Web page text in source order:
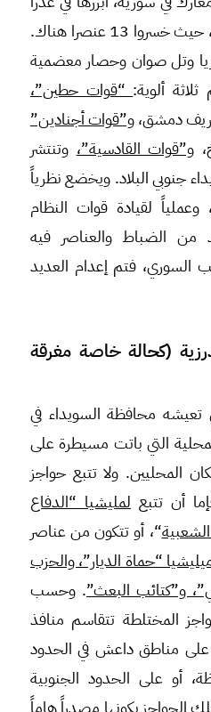
وآخرها شمال السويداء، حيث خسروا 13 عنصرا هناك.
وتل صوان وحصار معضمية
ألوية: “قوات حطين”،
دمشق،و”قوات أجنادين”
و”قوات القادسية”، وتنتشر
جنوبي البلاد. ويخضع نظرياً
وعملياً لقيادة قوات النظام
من الضباط والعناصر فيه
السوري، فتم إعدام العديد
(كحالة خاصة مغرقة
محافظة السويداء في
التي باتت مسيطرة على
المحليين. ولا تتبع حواجز
أن تتبع لمليشيا “الدفاع
“، أو تتكون من عناصر
“حماة الديار”، والحزب
و”كتائب البعث”. وحسب
المختلطة تتقاسم منافذ
على مناطق داعش في الحدود
أو على الحدود الجنوبية
الحواجز بكونها مصدراً هاماً